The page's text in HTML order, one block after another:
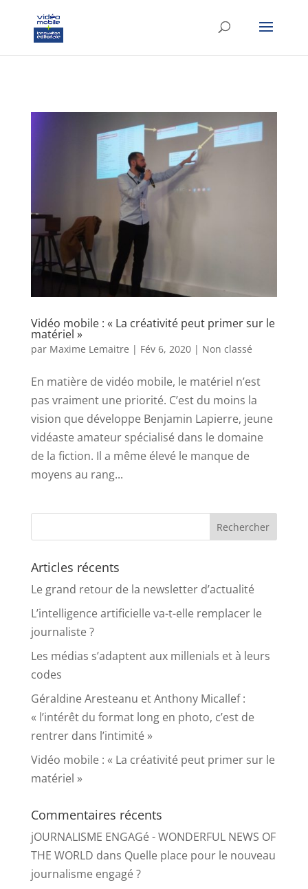
Vidéo mobile : « La créativité peut primer sur le
matériel »
par Maxime Lemaitre | Fév 6, 2020| Non classé
En matière de vidéo mobile, le matériel n’est
pas vraiment une priorité. C’est du moins la
vision que développe Benjamin Lapierre, jeune
vidéaste amateur spécialisé dans le domaine
de la fiction. Il a même élevé le manque de
moyens au rang...
Articles récents
Le grand retour de la newsletter d’actualité
L’intelligence artificielle va-t-elle remplacer le
journaliste ?
Les médias s’adaptent aux millenials et à leurs
codes
Géraldine Aresteanu et Anthony Micallef :
« l’intérêt du format long en photo, c’est de
rentrer dans l’intimité »
Vidéo mobile : « La créativité peut primer sur le
matériel »
Commentaires récents
jOURNALISME ENGAGé - WONDERFUL NEWS OF
THE WORLD dans Quelle place pour le nouveau
journalisme engagé ?